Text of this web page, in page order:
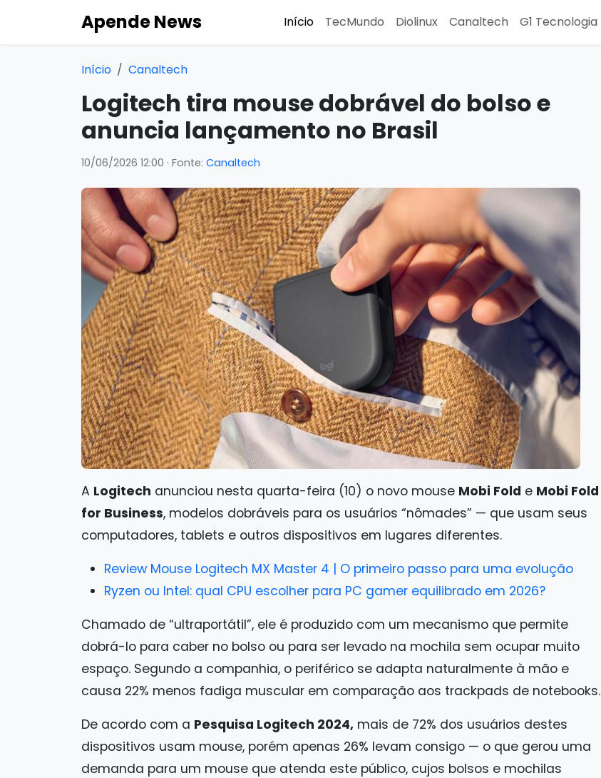
Apende News Início TecMundo Diolinux Canaltech G1 Tecnologia
Início Canaltech
Logitech tira mouse dobrável do bolso e
anuncia lançamento no Brasil
10/06/2026 12:00 · Fonte: Canaltech
A Logitech anunciou nesta quarta-feira (10) o novo mouse Mobi Fold e Mobi Fold
for Business, modelos dobráveis para os usuários “nômades” — que usam seus
computadores, tablets e outros dispositivos em lugares diferentes.
Review Mouse Logitech MX Master 4 | O primeiro passo para uma evolução
Ryzen ou Intel: qual CPU escolher para PC gamer equilibrado em 2026?
Chamado de “ultraportátil”, ele é produzido com um mecanismo que permite
dobrá-lo para caber no bolso ou para ser levado na mochila sem ocupar muito
espaço. Segundo a companhia, o periférico se adapta naturalmente à mão e
causa 22% menos fadiga muscular em comparação aos trackpads de notebooks.
De acordo com a Pesquisa Logitech 2024, mais de 72% dos usuários destes
dispositivos usam mouse, porém apenas 26% levam consigo — o que gerou uma
demanda para um mouse que atenda este público, cujos bolsos e mochilas